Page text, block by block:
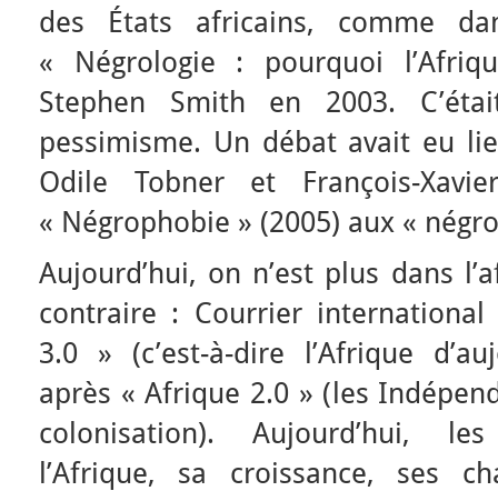
des États africains, comme
« Négrologie : pourquoi
Stephen Smith en 2003.
pessimisme. Un débat avait eu
Odile Tobner et François-
« Négrophobie » (2005) aux «
Aujourd’hui, on n’est plus dans
contraire : Courrier
3.0 » (c’est-à-dire l’Afrique
après « Afrique 2.0 » (les
colonisation). Aujourd’hui,
l’Afrique, sa croissance, ses